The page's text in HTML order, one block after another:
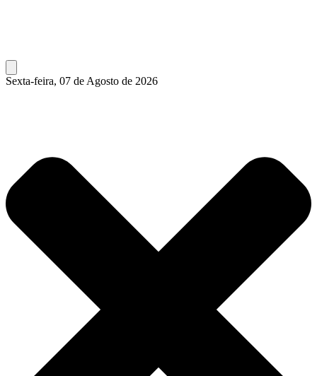
Sexta-feira, 07 de Agosto de 2026